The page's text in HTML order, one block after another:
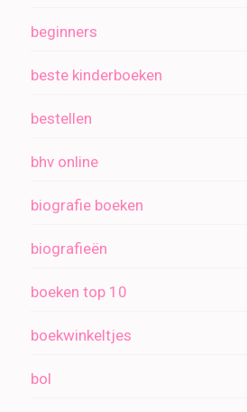
beginners
beste kinderboeken
bestellen
bhv online
biografie boeken
biografieën
boeken top 10
boekwinkeltjes
bol